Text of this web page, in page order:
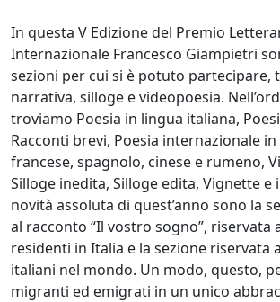
In questa V Edizione del Premio
Internazionale Francesco Giampietri
sezioni per cui si è potuto partecipare,
narrativa, silloge e videopoesia.
troviamo Poesia in lingua italiana,
Racconti brevi, Poesia internazionale
francese, spagnolo, cinese e rumeno,
Silloge inedita, Silloge edita, Vignette e
novità assoluta di quest’anno sono la
al racconto “Il vostro sogno”, riservata
residenti in Italia e la sezione riservata
italiani nel mondo. Un modo, questo,
migranti ed emigrati in un unico